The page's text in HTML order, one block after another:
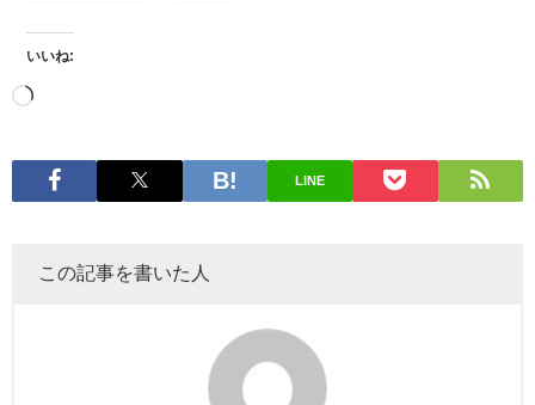
いいね:
LINE
この記事を書いた人